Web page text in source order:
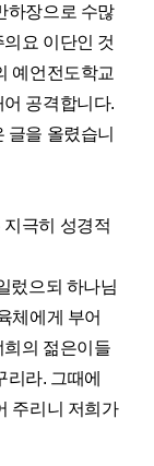
하장으로 수많
요 이단인 것
예언전도학교
공격합니다.
글을 올렸습니
극히 성경적
렀으되 하나님
체에게 부어
희의 젊은이들
리라. 그때에
주리니 저희가